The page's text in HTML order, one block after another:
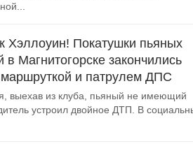
Хэллоуин! Покатушки пьяных
в Магнитогорске закончились
и патрулем ДПС
выехав из клуба, пьяный не имеющий
устроил двойное ДТП. В